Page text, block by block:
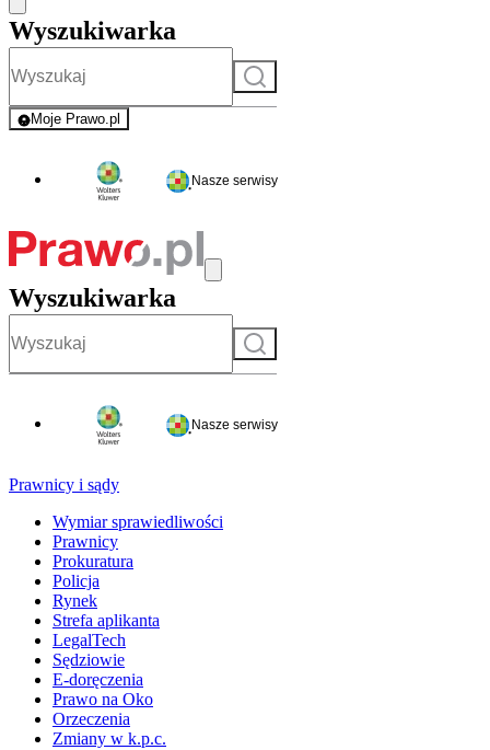
Wyszukiwarka
Szukaj
Moje Prawo.pl
- rejestracja i logowanie do serwisu
Nasze serwisy
Wyszukiwarka
Szukaj
Nasze serwisy
Prawnicy i sądy
Wymiar sprawiedliwości
Prawnicy
Prokuratura
Policja
Rynek
Strefa aplikanta
LegalTech
Sędziowie
E-doręczenia
Prawo na Oko
Orzeczenia
Zmiany w k.p.c.